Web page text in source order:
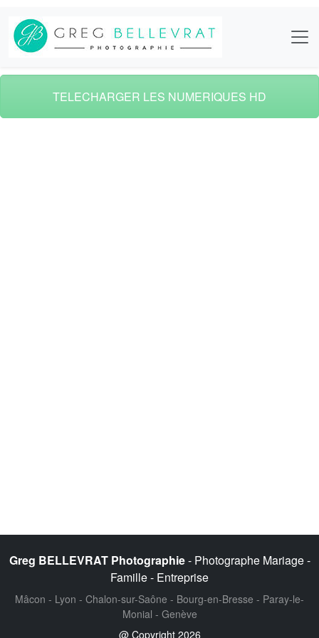
TELECHARGER LES NUMERIQUES HD
Greg BELLEVRAT Photographie- Photographe Mariage -
Famille - Entreprise
Mâcon - Lyon - Chalon-sur-Saône - Bourg-en-Bresse - Paray-le-
Monial - Genève
@ Copyright 2026